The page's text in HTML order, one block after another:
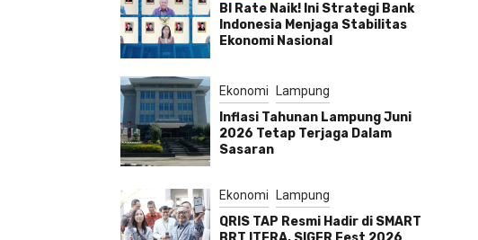
BI Rate Naik! Ini Strategi Bank
Indonesia Menjaga Stabilitas
Ekonomi Nasional
Ekonomi Lampung
Inflasi Tahunan Lampung Juni
2026 Tetap Terjaga Dalam
Sasaran
Ekonomi Lampung
QRIS TAP Resmi Hadir di SMART